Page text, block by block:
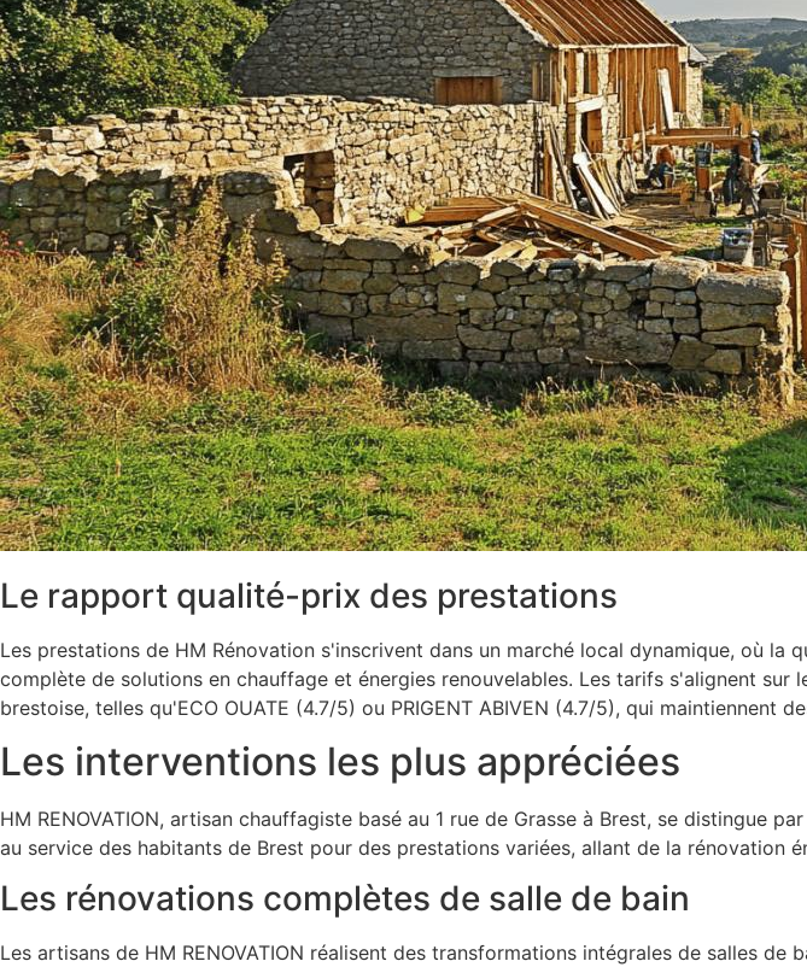
Le rapport qualité-prix des prestations
Les prestations de HM Rénovation s'inscrivent dans un marché local dynamique, où
complète de solutions en chauffage et énergies renouvelables. Les tarifs s'alignent
brestoise, telles qu'ECO OUATE (4.7/5) ou PRIGENT ABIVEN (4.7/5), qui maintiennent
Les interventions les plus appréciées
HM RENOVATION, artisan chauffagiste basé au 1 rue de Grasse à Brest, se distingue
au service des habitants de Brest pour des prestations variées, allant de la rénovation
Les rénovations complètes de salle de bain
Les artisans de HM RENOVATION réalisent des transformations intégrales de salles